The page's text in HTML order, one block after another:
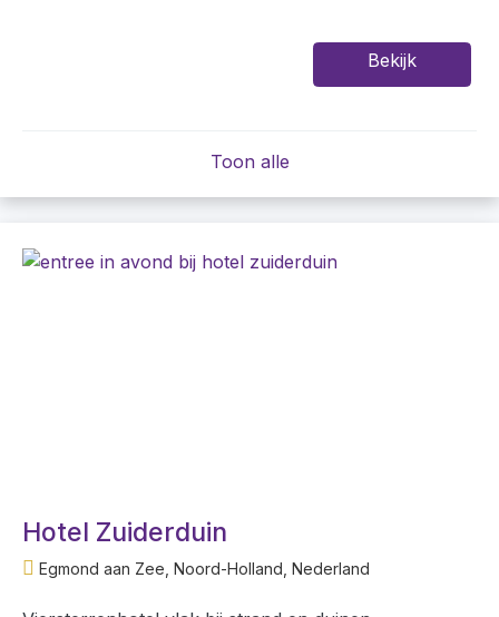
Bekijk
Toon alle
Hotel Zuiderduin
Egmond aan Zee, Noord-Holland, Nederland